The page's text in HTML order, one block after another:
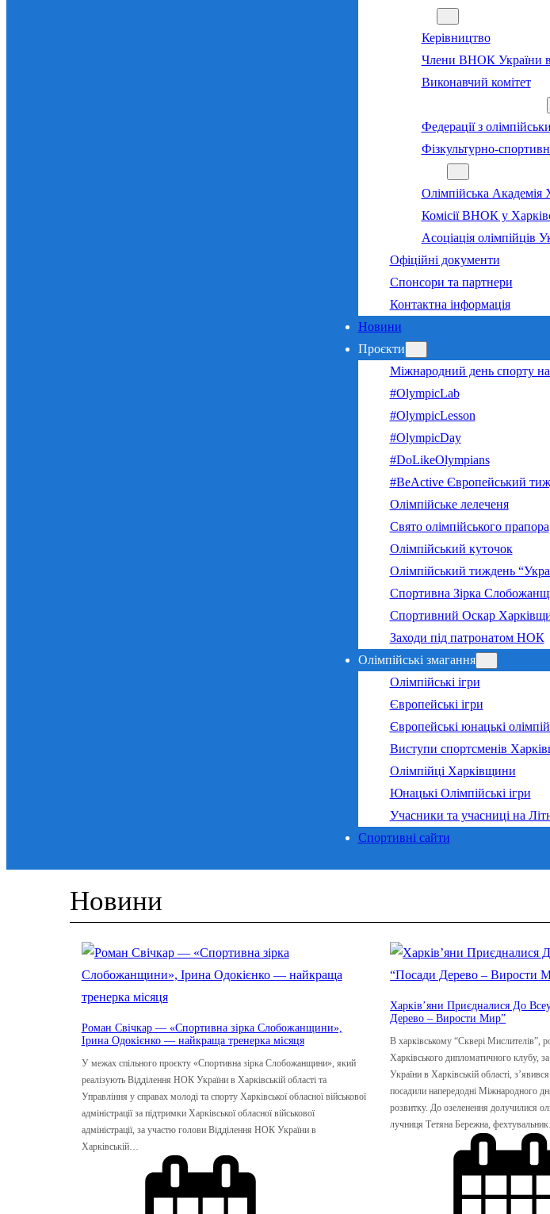
Керівництво
Члени ВНОК України
Виконавчий комітет
Федерації з
Фізкультурно-
Олімпійська Академія
Комісії ВНОК у
Асоціація олімпійців
Офіційні документи
Спонсори та партнери
Контактна інформація
Новини
Проєкти
Міжнародний день спорту
#OlympicLab
#OlympicLesson
#OlympicDay
#DoLikeOlympians
#BeActive Європейський
Олімпійське лелеченя
Свято олімпійського прапора
Олімпійський куточок
Олімпійський тиждень
Спортивна Зірка
Спортивний Оскар
Заходи під патронатом НОК
Олімпійські змагання
Олімпійські ігри
Європейські ігри
Європейські юнацькі
Виступи спортсменів
Олімпійці Харківщини
Юнацькі Олімпійські ігри
Учасники та учасниці на
Спортивні сайти
Новини
Роман Свічкар — «Спортивна зірка Слобожанщини»,
Ірина Одокієнко — найкраща тренерка місяця
У межах спільного проєкту «Спортивна зірка Слобожанщини», який
реалізують Відділення НОК України в Харківській області та
Управління у справах молоді та спорту Харківської обласної військової
адміністрації за підтримки Харківської обласної військової
адміністрації, за участю голови Відділення НОК України в
Харківській…
Харків’яни Приєдналися До
Дерево – Вирости Мир”
В харківському “Сквері Мислителів”,
Харківського дипломатичного клубу,
України в Харківській області,
посадили напередодні Міжнародного
розвитку. До озеленення долучилися
лучниця Тетяна Бережна,